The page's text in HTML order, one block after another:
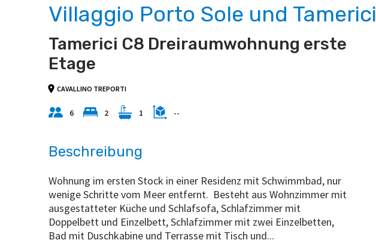
Villaggio Porto Sole und Tamerici
Tamerici C8 Dreiraumwohnung erste
Etage
CAVALLINO TREPORTI
6 2 1 --
Beschreibung
Wohnung im ersten Stock in einer Residenz mit Schwimmbad, nur
wenige Schritte vom Meer entfernt. Besteht aus Wohnzimmer mit
ausgestatteter Küche und Schlafsofa, Schlafzimmer mit
Doppelbett und Einzelbett, Schlafzimmer mit zwei Einzelbetten,
Bad mit Duschkabine und Terrasse mit Tisch und...